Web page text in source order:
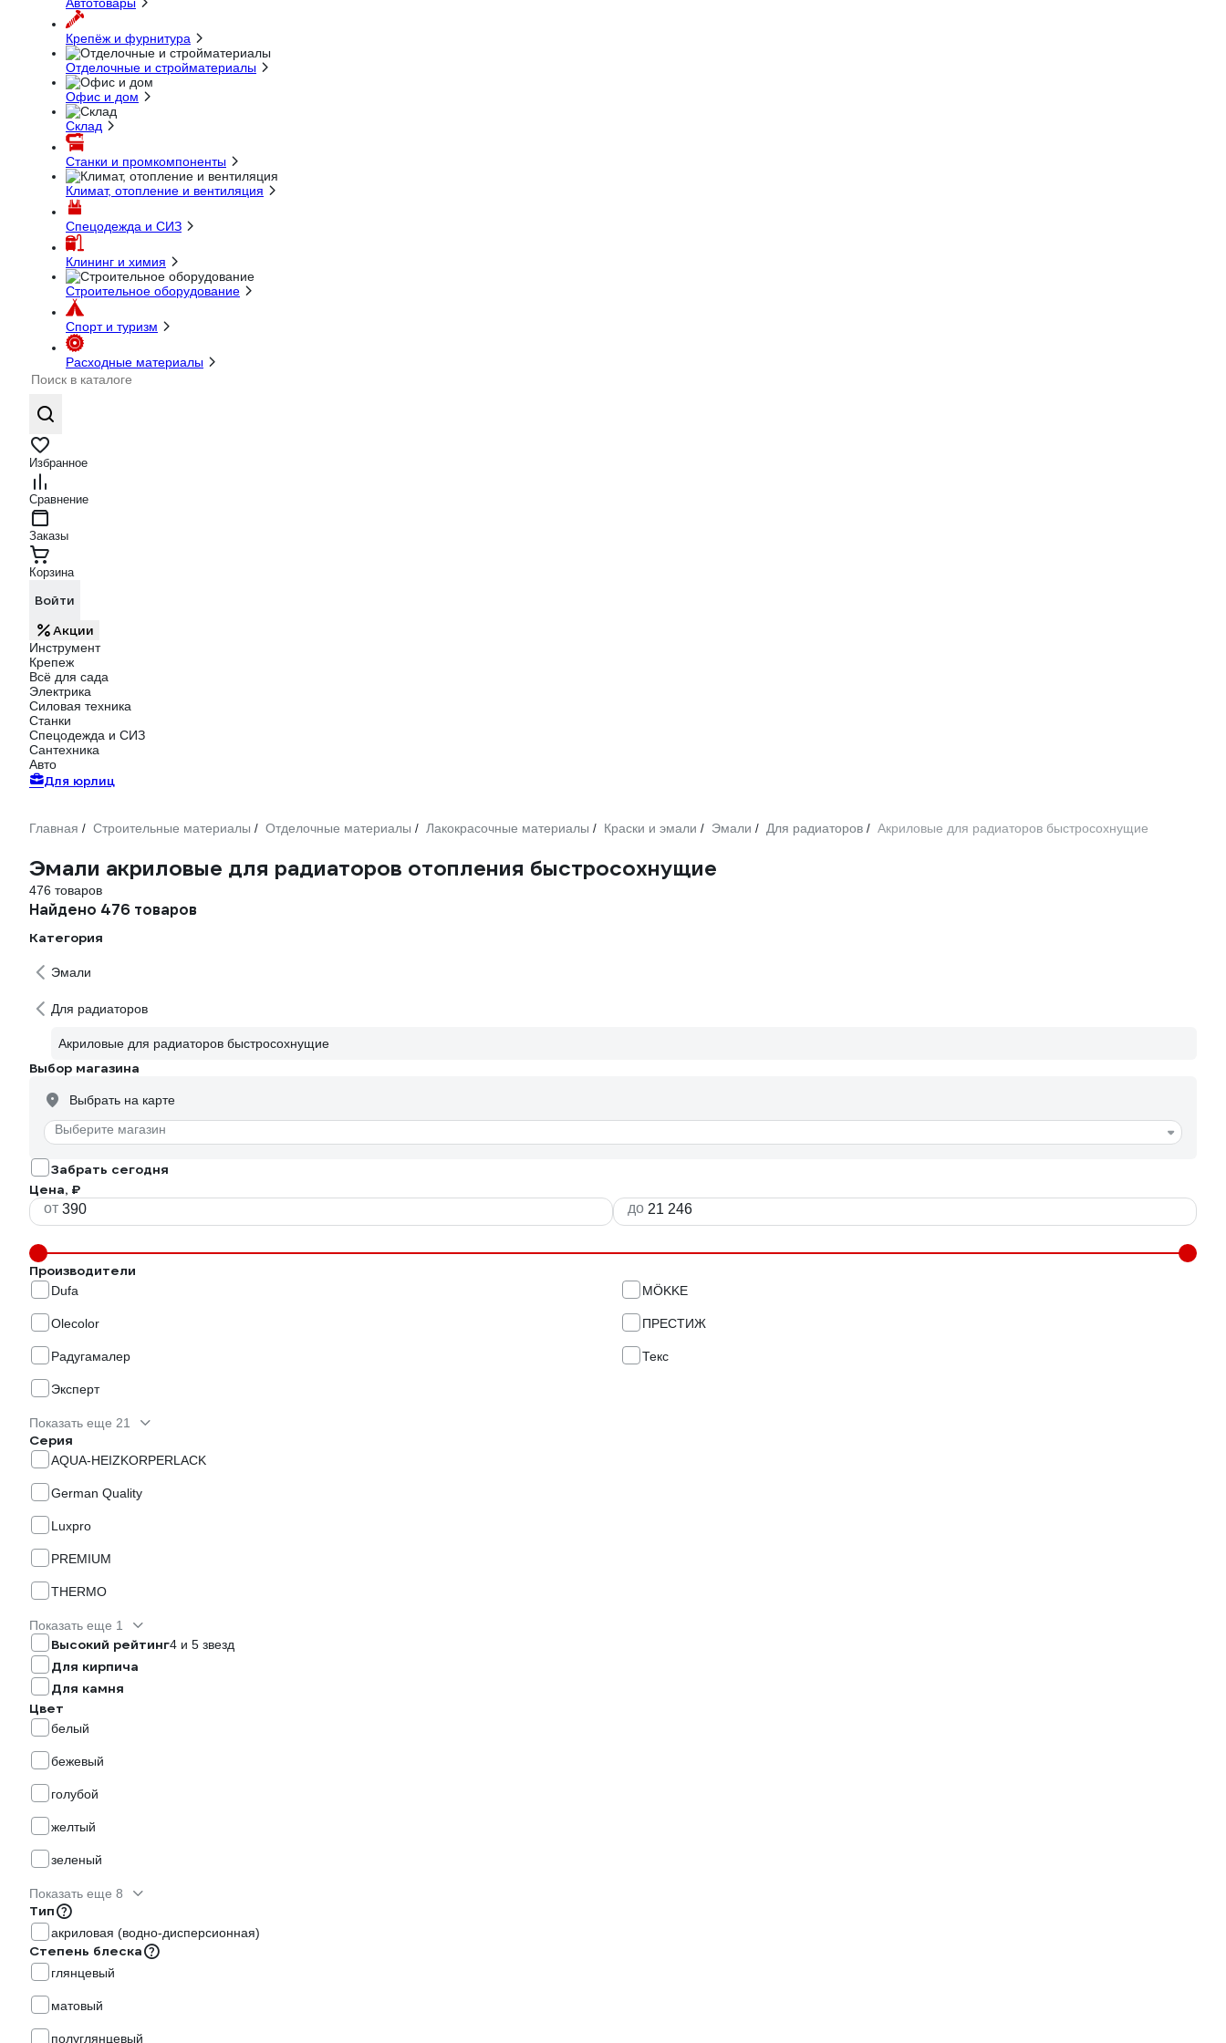
Крепёж и фурнитура
Отделочные и стройматериалы
Офис и дом
Склад
Станки и промкомпоненты
Климат, отопление и вентиляция
Спецодежда и СИЗ
Клининг и химия
Строительное оборудование
Спорт и туризм
Расходные материалы
Избранное
Сравнение
Заказы
Корзина
Войти
Акции
Инструмент
Крепеж
Всё для сада
Электрика
Силовая техника
Станки
Спецодежда и СИЗ
Сантехника
Авто
Для юрлиц
Главная / Строительные материалы / Отделочные материалы / Лакокрасочные материалы / Краски и эмали / Эмали / Для радиаторов / Акриловые для радиаторов быстросохнущие
Эмали акриловые для радиаторов отопления быстросохнущие
476 товаров
Найдено 476 товаров
Категория
Эмали
Для радиаторов
Акриловые для радиаторов быстросохнущие
Выбор магазина
Выбрать на карте
Выберите магазин
Забрать сегодня
Цена, ₽
от до
Производители
Dufa MÖKKE
Olecolor ПРЕСТИЖ
Радугамалер Текс
Эксперт
Показать еще 21
Серия
AQUA-HEIZKORPERLACK
German Quality
Luxpro
PREMIUM
THERMO
Показать еще 1
Высокий рейтинг4 и 5 звезд
Для кирпича
Для камня
Цвет
белый
бежевый
голубой
желтый
зеленый
Показать еще 8
Тип
акриловая (водно-дисперсионная)
Степень блеска
глянцевый
матовый
полуглянцевый